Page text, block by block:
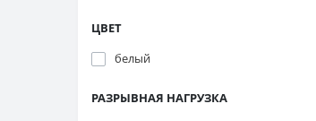
ЦВЕТ
белый
РАЗРЫВНАЯ НАГРУЗКА